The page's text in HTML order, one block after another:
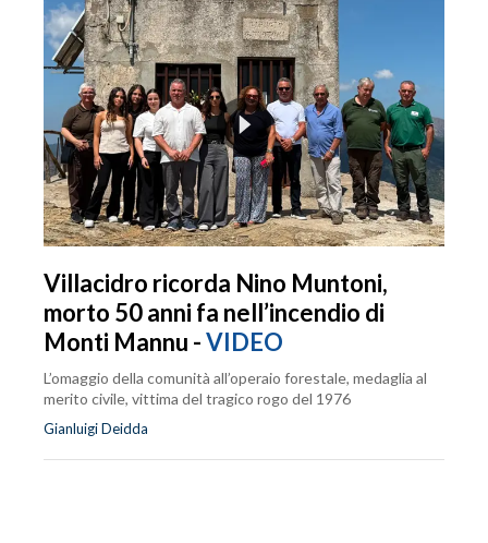
Villacidro ricorda Nino Muntoni,
morto 50 anni fa nell’incendio di
Monti Mannu -VIDEO
L’omaggio della comunità all’operaio forestale, medaglia al
merito civile, vittima del tragico rogo del 1976
Gianluigi Deidda